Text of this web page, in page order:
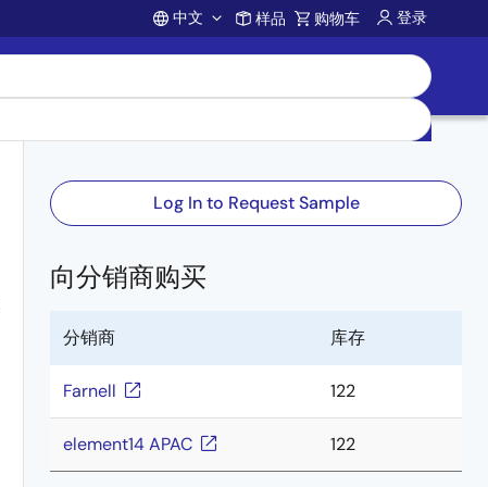
Account
中文 样品 购物车 登录
Log In to Request Sample
向分销商购买
分销商 库存
Farnell 122
element14 APAC 122